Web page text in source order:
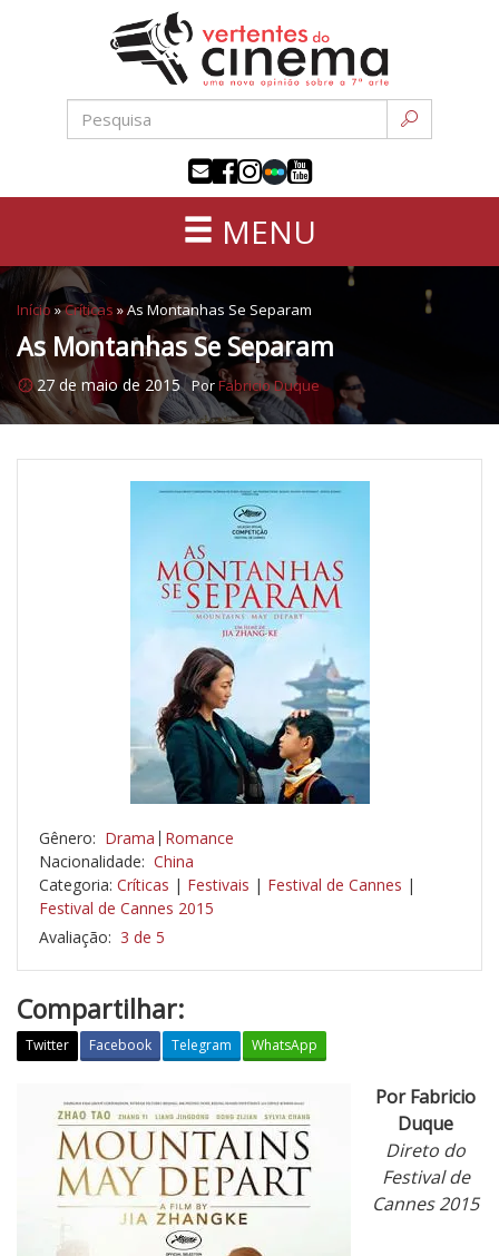
conteúdo
sétima
MENU
Início »Críticas »As Montanhas Se Separam
As Montanhas Se Separam
27 de maio de 2015 PorFabricio Duque
Gênero: Drama Romance
Nacionalidade: China
Categoria: Críticas | Festivais | Festival de Cannes |
Festival de Cannes 2015
Avaliação: 3 de 5
Compartilhar:
Twitter Facebook Telegram WhatsApp
Por Fabricio
Duque
Direto do
Festival de
Cannes 2015